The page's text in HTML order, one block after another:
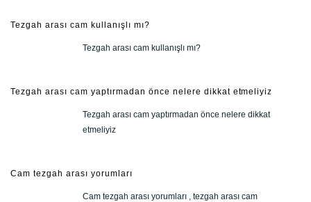
Tezgah arası cam kullanışlı mı?
Tezgah arası cam kullanışlı mı?
Tezgah arası cam yaptırmadan önce nelere dikkat etmeliyiz
Tezgah arası cam yaptırmadan önce nelere dikkat
etmeliyiz
Cam tezgah arası yorumları
Cam tezgah arası yorumları , tezgah arası cam